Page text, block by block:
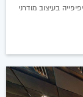
בעיצוב מודרני